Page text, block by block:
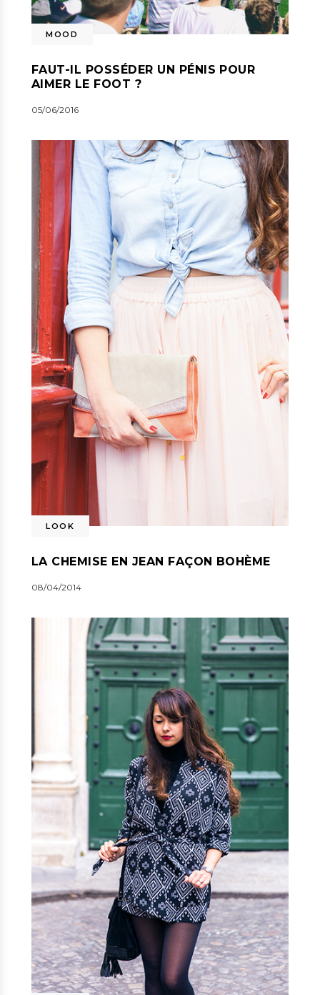
MOOD
FAUT-IL POSSÉDER UN PÉNIS POUR
AIMER LE FOOT ?
05/06/2016
LOOK
LA CHEMISE EN JEAN FAÇON BOHÈME
08/04/2014